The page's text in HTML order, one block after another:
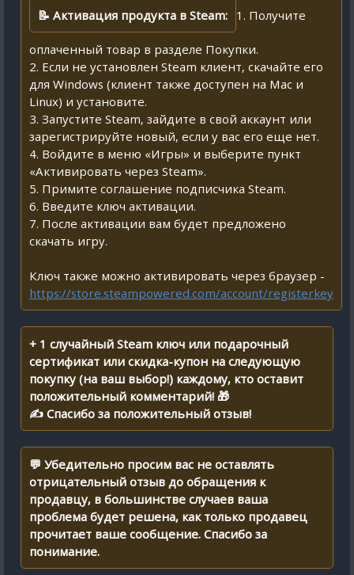
📝 Активация продукта в Steam: 1. Получите
оплаченный товар в разделе Покупки.
2. Если не установлен Steam клиент, скачайте его
для Windows (клиент также доступен на Mac и
Linux) и установите.
3. Запустите Steam, зайдите в свой аккаунт или
зарегистрируйте новый, если у вас его еще нет.
4. Войдите в меню «Игры» и выберите пункт
«Активировать через Steam».
5. Примите соглашение подписчика Steam.
6. Введите ключ активации.
7. После активации вам будет предложено
скачать игру.
Ключ также можно активировать через браузер -
https://store.steampowered.com/account/registerkey
+ 1 случайный Steam ключ или подарочный
сертификат или скидка-купон на следующую
покупку (на ваш выбор!) каждому, кто оставит
положительный комментарий! 🎁
✍ Спасибо за положительный отзыв!
💬 Убедительно просим вас не оставлять
отрицательный отзыв до обращения к
продавцу, в большинстве случаев ваша
проблема будет решена, как только продавец
прочитает ваше сообщение. Спасибо за
понимание.